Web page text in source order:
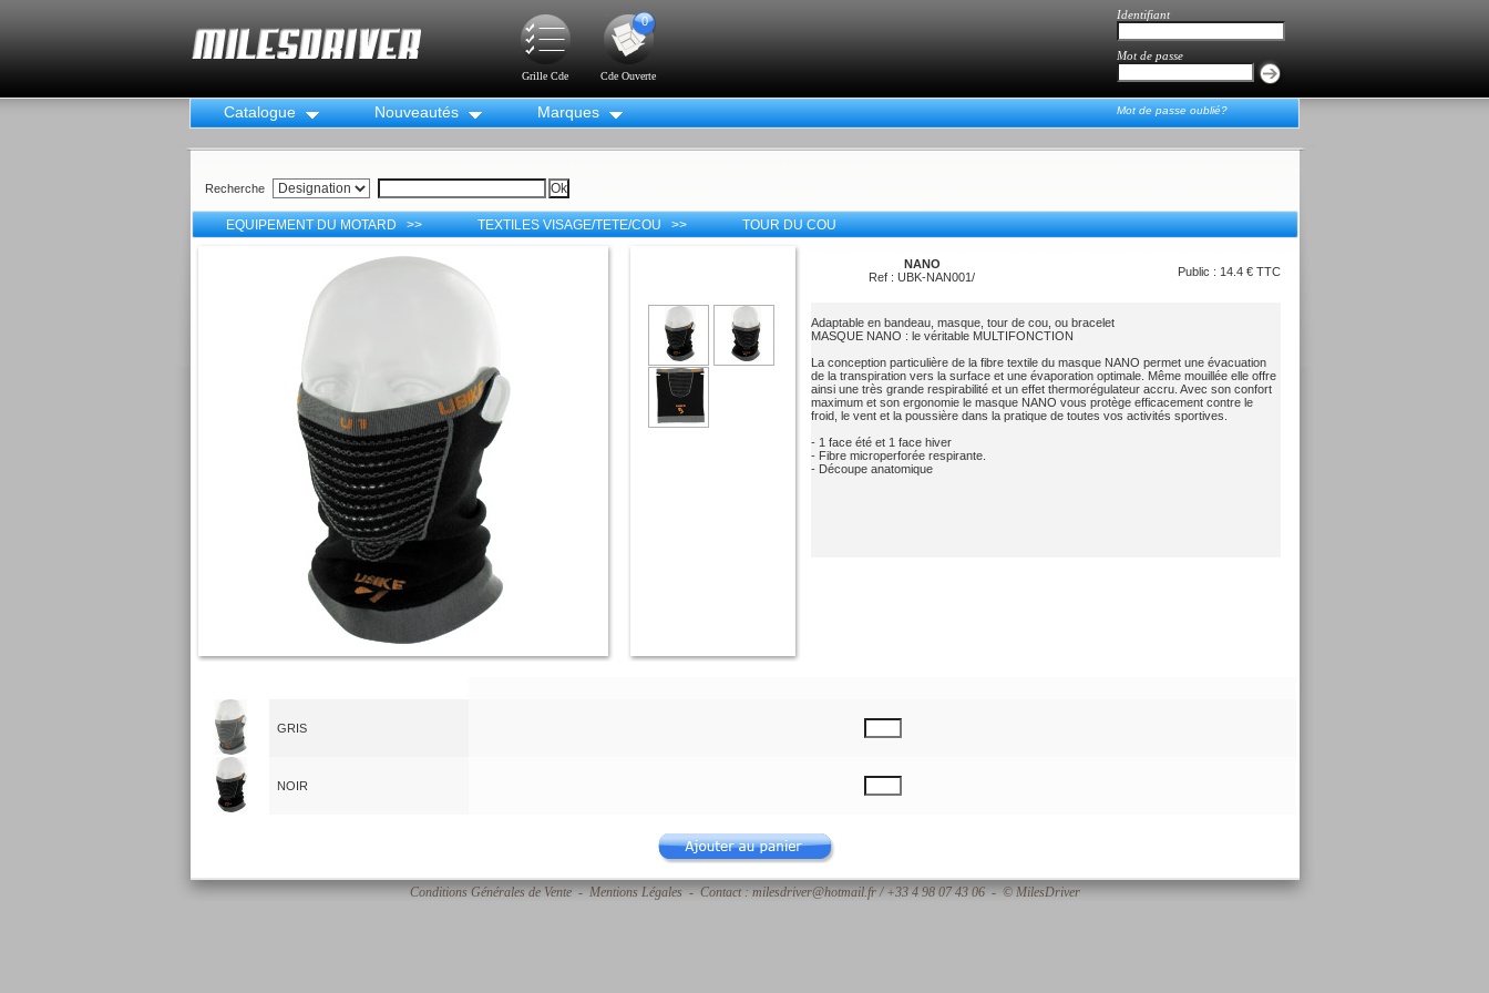
Grille Cde Cde Ouverte
0 Identifiant
Mot de passe
Mot de passe oublié?
Catalogue Nouveautés Marques
Recherche
EQUIPEMENT DU MOTARD >> TEXTILES VISAGE/TETE/COU >> TOUR DU COU
NANO
Ref : UBK-NAN001/
Public : 14.4 € TTC
Adaptable en bandeau, masque, tour de cou, ou bracelet
MASQUE NANO : le véritable MULTIFONCTION
La conception particulière de la fibre textile du masque NANO permet une évacuation
de la transpiration vers la surface et une évaporation optimale. Même mouillée elle offre
ainsi une très grande respirabilité et un effet thermorégulateur accru. Avec son confort
maximum et son ergonomie le masque NANO vous protège efficacement contre le
froid, le vent et la poussière dans la pratique de toutes vos activités sportives.
- 1 face été et 1 face hiver
- Fibre microperforée respirante.
- Découpe anatomique
GRIS
NOIR
Conditions Générales de Vente-Mentions Légales- Contact : milesdriver@hotmail.fr / +33 4 98 07 43 06 - © MilesDriver